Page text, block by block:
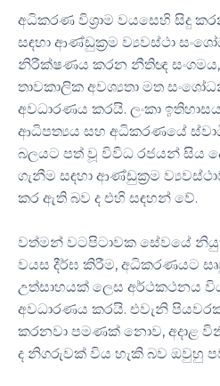
අධිකරණ විශ්‍රාම වයසෙහි සිදු
සඳහා ආණ්ඩුක්‍රම ව්‍යවස්ථා
නිරීක්ෂණය කරන නීතිඥ සංගමය,
තාවකාලික අවශ්‍යතා මත
අවධාරණය කරයි. ලංකා
ආධිපත්‍යය සහ අධිකරණයේ
බලයට පත් වූ විවිධ රජයන් සිය
ගැනීම සඳහා ආණ්ඩුක්‍රම
කර ඇති බව ද එහි සඳහන් වේ.
වත්මන් වටපිටාවක සේවයේ
වයස දීර්ඝ කිරීම, අධිකරණයට
උත්සාහයක් ලෙස අර්ථකථනය
අවධාරණය කරයි. එවැනි
කරනවා පමණක් නොව, අදාළ
ද නිගරුවක් විය හැකි බව ඔවුහු